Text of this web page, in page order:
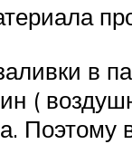
в
(